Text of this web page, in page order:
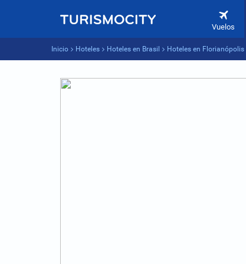
Vuelos
Inicio Hoteles Hoteles en Brasil Hoteles en Florianópolis